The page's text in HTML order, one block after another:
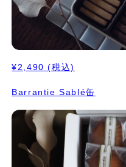
¥2,490 (税込)
Barrantie Sablé缶